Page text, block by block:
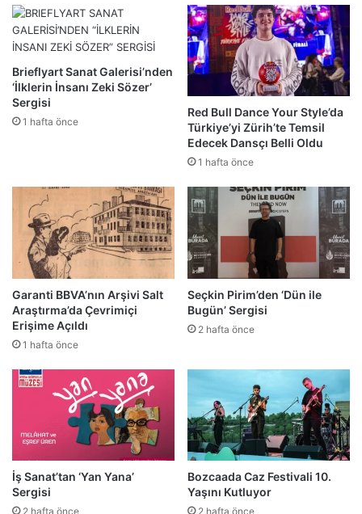
Brieflyart Sanat Galerisi’nden
‘İlklerin İnsanı Zeki Sözer’
Sergisi
1 hafta önce
Red Bull Dance Your Style’da
Türkiye’yi Zürih’te Temsil
Edecek Dansçı Belli Oldu
1 hafta önce
Garanti BBVA’nın Arşivi Salt
Araştırma’da Çevrimiçi
Erişime Açıldı
1 hafta önce
Seçkin Pirim’den ‘Dün ile
Bugün’ Sergisi
2 hafta önce
İş Sanat’tan ‘Yan Yana’
Sergisi
2 hafta önce
Bozcaada Caz Festivali 10.
Yaşını Kutluyor
2 hafta önce